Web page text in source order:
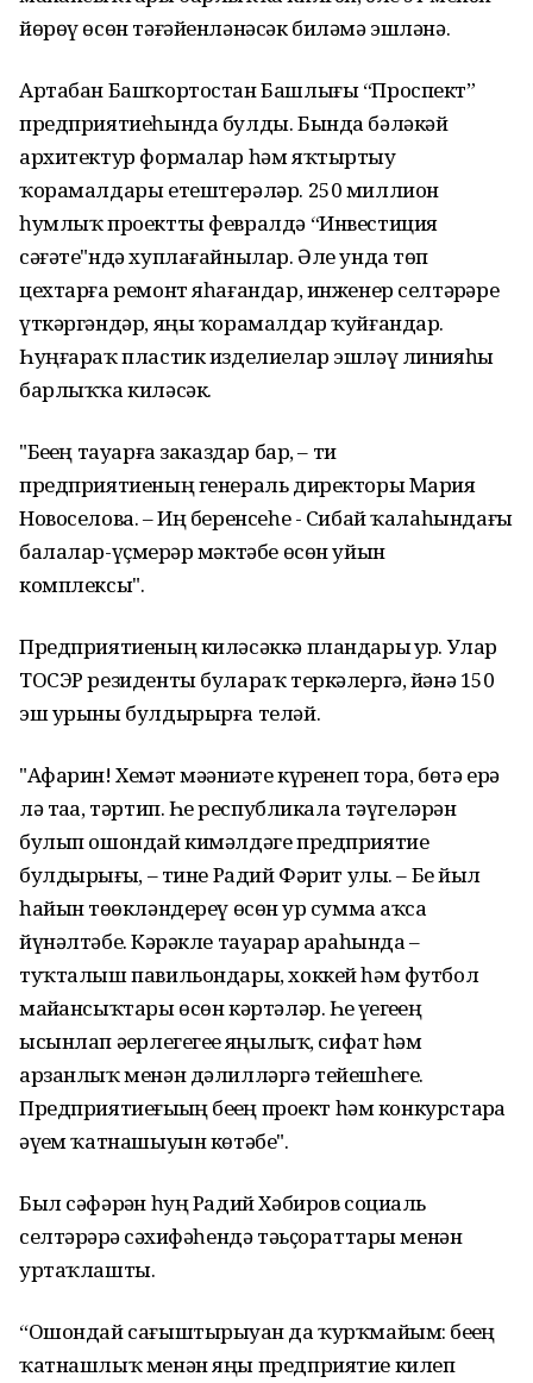
йөрөү өсөн тәғәйенләнәсәк биләмә эшләнә.
Артабан Башҡортостан Башлығы “Проспект”
предприятиеһында булды. Бында бәләкәй
архитектур формалар һәм яҡтыртыу
ҡорамалдары етештерәләр. 250 миллион
һумлыҡ проектты февралдә “Инвестиция
сәғәте"ндә хуплағайнылар. Әле унда төп
цехтарға ремонт яһағандар, инженер селтәрҙәре
үткәргәндәр, яңы ҡорамалдар ҡуйғандар.
Һуңғараҡ пластик изделиелар эшләү линияһы
барлыҡҡа киләсәк.
"Беҙҙең тауарға заказдар бар, – ти
предприятиеның генераль директоры Мария
Новоселова. – Иң беренсеһе - Сибай ҡалаһындағы
балалар-үҫмерҙәр мәктәбе өсөн уйын
комплексы".
Предприятиеның киләсәккә пландары ҙур. Улар
ТОСЭР резиденты булараҡ теркәлергә, йәнә 150
эш урыны булдырырға теләй.
"Афарин! Хеҙмәт мәҙәниәте күренеп тора, бөтә ерҙә
лә таҙа, тәртип. Һеҙ республикала тәүгеләрҙән
булып ошондай кимәлдәге предприятие
булдырҙығыҙ, – тине Радий Фәрит улы. – Беҙ йыл
һайын төҙөкләндереү өсөн ҙур сумма аҡса
йүнәлтәбеҙ. Кәрәкле тауарҙар араһында –
туҡталыш павильондары, хоккей һәм футбол
майҙансыҡтары өсөн кәртәләр. Һеҙ үҙегеҙҙең
ысынлап әҙерлегегеҙҙе яңылыҡ, сифат һәм
арзанлыҡ менән дәлилләргә тейешһегеҙ.
Предприятиеғыҙҙың беҙҙең проект һәм конкурстарҙа
әүҙем ҡатнашыуын көтәбеҙ".
Был сәфәрҙән һуң Радий Хәбиров социаль
селтәрҙәрҙә сәхифәһендә тәьҫораттары менән
уртаҡлашты.
“Ошондай сағыштырыуҙан да ҡурҡмайым: беҙҙең
ҡатнашлыҡ менән яңы предприятие килеп